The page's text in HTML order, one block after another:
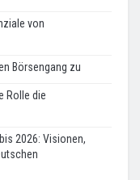
von
Börsengang zu
Rolle die
2026: Visionen,